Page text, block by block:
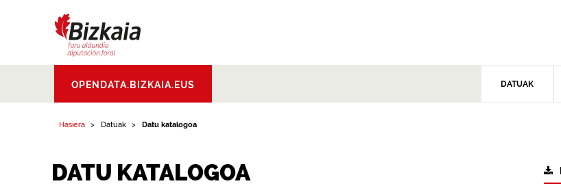
Aldundia.Diputacion
Foral de Bizkaia
OPENDATA.BIZKAIA.EUS DATUAK
Hasiera Datuak Datu katalogoa
DATU KATALOGOA